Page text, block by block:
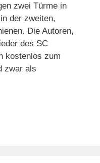
zwei Türme in
der zweiten,
Die Autoren,
des SC
kostenlos zum
zwar als